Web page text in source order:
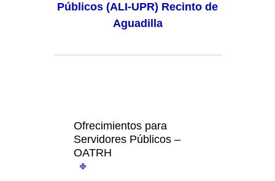
Públicos (ALI-UPR) Recinto de
Aguadilla
Ofrecimientos para
Servidores Públicos –
OATRH